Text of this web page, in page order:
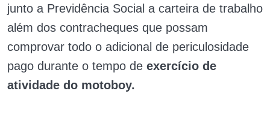
junto a Previdência Social a carteira de trabalho
além dos contracheques que possam
comprovar todo o adicional de periculosidade
pago durante o tempo de exercício de
atividade do motoboy.